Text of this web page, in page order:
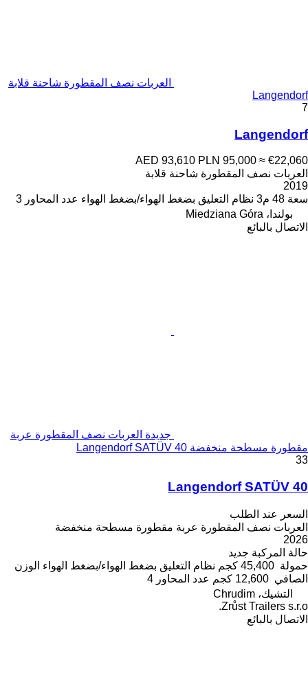
العربات نصف المقطورة شاحنة قلابة
Langendorf
7
Langendorf
AED 93,610 PLN 95,000 ≈ €22,060
العربات نصف المقطورة شاحنة قلابة
2019
سعة 48 م3 نظام التعليق بضغط الهواء/بضغط الهواء عدد المحاور 3
بولندا، Miedziana Góra
الاتصال بالبائع
جديدة العربات نصف المقطورة عربة
مقطورة مسطحة منخفضة Langendorf SATÜV 40
33
Langendorf SATÜV 40
السعر عند الطلب
العربات نصف المقطورة عربة مقطورة مسطحة منخفضة
2026
حالة المركبة جديد
حمولة 45,400 كجم نظام التعليق بضغط الهواء/بضغط الهواء الوزن
الصافي 12,600 كجم عدد المحاور 4
التشيك، Chrudim
Zrůst Trailers s.r.o.
الاتصال بالبائع